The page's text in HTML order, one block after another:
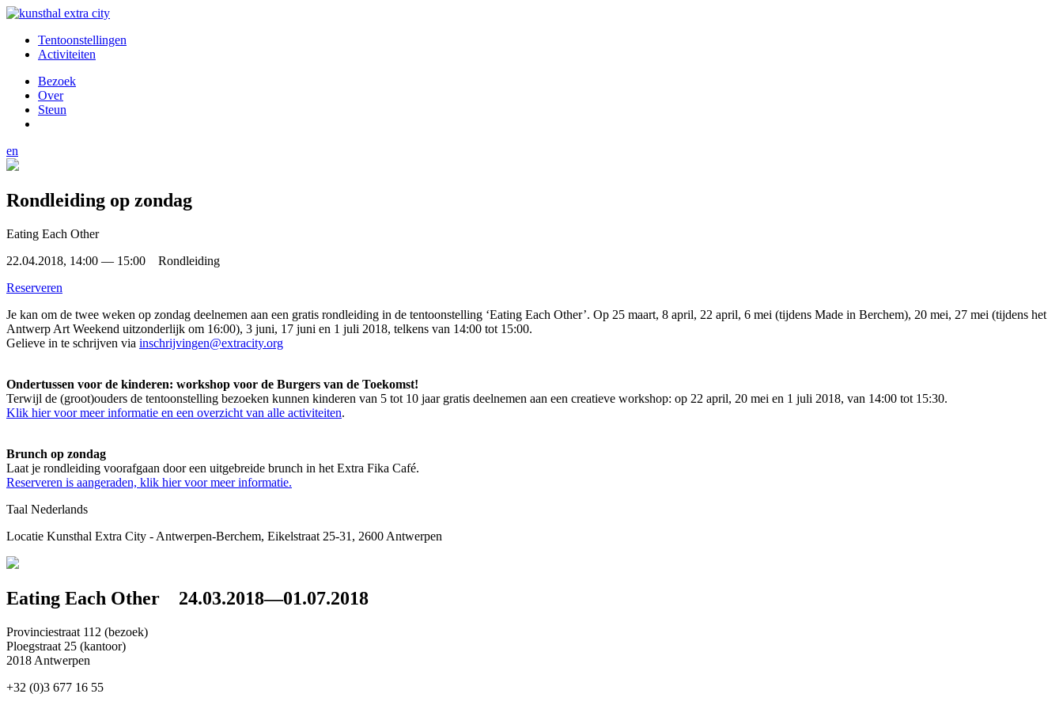
Tentoonstellingen
Activiteiten
Bezoek
Over
Steun
en
Rondleiding op zondag
Eating Each Other
22.04.2018, 14:00 — 15:00 Rondleiding
Reserveren
Je kan om de twee weken op zondag deelnemen aan een gratis rondleiding in de tentoonstelling ‘Eating Each Other’. Op 25 maart, 8 april, 22 april, 6 mei (tijdens Made in Berchem), 20 mei, 27 mei (tijdens het
Antwerp Art Weekend uitzonderlijk om 16:00), 3 juni, 17 juni en 1 juli 2018, telkens van 14:00 tot 15:00.
Gelieve in te schrijven via inschrijvingen@extracity.org
Ondertussen voor de kinderen: workshop voor de Burgers van de Toekomst!
Terwijl de (groot)ouders de tentoonstelling bezoeken kunnen kinderen van 5 tot 10 jaar gratis deelnemen aan een creatieve workshop: op 22 april, 20 mei en 1 juli 2018, van 14:00 tot 15:30.
Klik hier voor meer informatie en een overzicht van alle activiteiten.
Brunch op zondag
Laat je rondleiding voorafgaan door een uitgebreide brunch in het Extra Fika Café.
Reserveren is aangeraden, klik hier voor meer informatie.
Taal Nederlands
Locatie Kunsthal Extra City - Antwerpen-Berchem, Eikelstraat 25-31, 2600 Antwerpen
Eating Each Other 24.03.2018—01.07.2018
Provinciestraat 112 (bezoek)
Ploegstraat 25 (kantoor)
2018 Antwerpen
+32 (0)3 677 16 55